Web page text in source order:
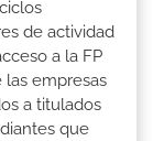
de actividad
a la FP
empresas
a titulados
que